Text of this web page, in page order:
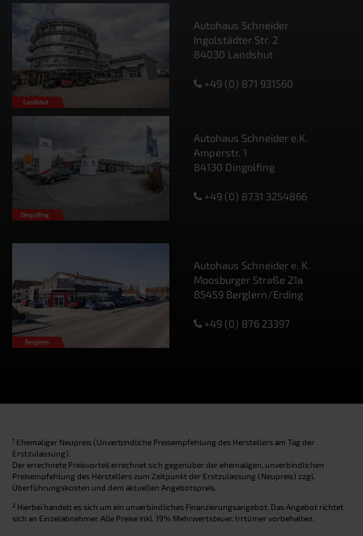
Autohaus Schneider
Ingolstädter Str. 2
84030 Landshut
+49 (0) 871 931560
Autohaus Schneider e.K.
Amperstr. 1
84130 Dingolfing
+49 (0) 8731 3254866
Autohaus Schneider e. K.
Moosburger Straße 21a
85459 Berglern/Erding
+49 (0) 876 23397
1 Ehemaliger Neupreis (Unverbindliche Preisempfehlung des Herstellers am Tag der
Erstzulassung).
Der errechnete Preisvorteil errechnet sich gegenüber der ehemaligen, unverbindlichen
Preisempfehlung des Herstellers zum Zeitpunkt der Erstzulassung (Neupreis) zzgl.
Überführungskosten und dem aktuellen Angebotspreis.
2 Hierbei handelt es sich um ein unverbindliches Finanzierungsangebot. Das Angebot richtet
sich an Einzelabnehmer. Alle Preise inkl. 19% Mehrwertsteuer. Irrtümer vorbehalten.